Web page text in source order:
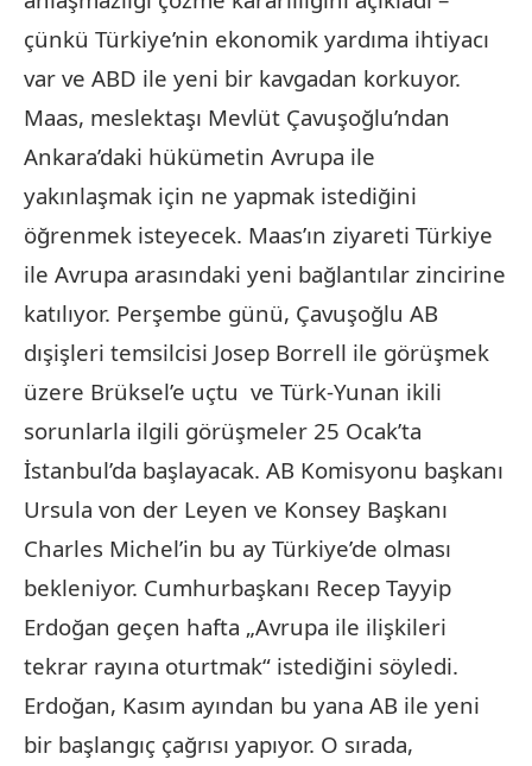
çünkü Türkiye’nin ekonomik yardıma ihtiyacı
var ve ABD ile yeni bir kavgadan korkuyor.
Maas, meslektaşı Mevlüt Çavuşoğlu’ndan
Ankara’daki hükümetin Avrupa ile
yakınlaşmak için ne yapmak istediğini
öğrenmek isteyecek. Maas’ın ziyareti Türkiye
ile Avrupa arasındaki yeni bağlantılar zincirine
katılıyor. Perşembe günü, Çavuşoğlu AB
dışişleri temsilcisi Josep Borrell ile görüşmek
üzere Brüksel’e uçtu ve Türk-Yunan ikili
sorunlarla ilgili görüşmeler 25 Ocak’ta
İstanbul’da başlayacak. AB Komisyonu başkanı
Ursula von der Leyen ve Konsey Başkanı
Charles Michel’in bu ay Türkiye’de olması
bekleniyor. Cumhurbaşkanı Recep Tayyip
Erdoğan geçen hafta „Avrupa ile ilişkileri
tekrar rayına oturtmak“ istediğini söyledi.
Erdoğan, Kasım ayından bu yana AB ile yeni
bir başlangıç ​​çağrısı yapıyor. O sırada,